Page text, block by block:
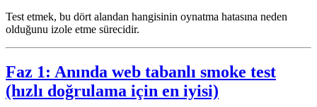
Test etmek, bu dört alandan hangisinin oynatma hatasına neden
olduğunu izole etme sürecidir.
Faz 1: Anında web tabanlı smoke test
(hızlı doğrulama için en iyisi)